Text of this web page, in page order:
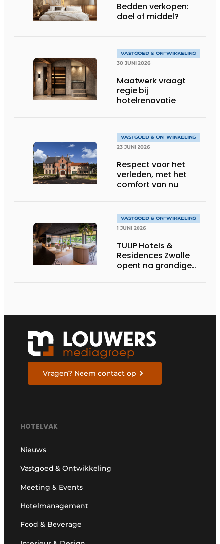
Bedden verkopen:
doel of middel?
VASTGOED & ONTWIKKELING
30 JUNI 2026
Maatwerk vraagt
regie bij
hotelrenovatie
VASTGOED & ONTWIKKELING
23 JUNI 2026
Respect voor het
verleden, met het
comfort van nu
VASTGOED & ONTWIKKELING
1 JUNI 2026
TULIP Hotels &
Residences Zwolle
opent na grondige
Vragen? Neem contact op
HOTELVAK
Nieuws
Vastgoed & Ontwikkeling
Meeting & Events
Hotelmanagement
Food & Beverage